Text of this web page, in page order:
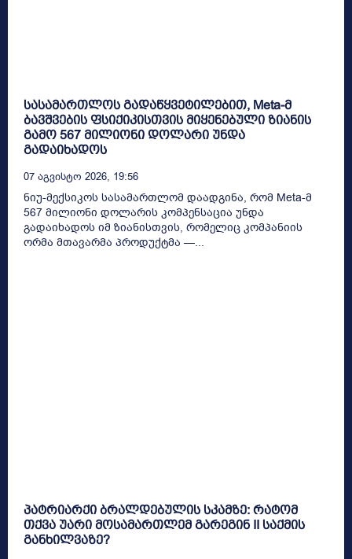
სასამართლოს გადაწყვეტილებით, Meta-მ
ბავშვების ფსიქიკისთვის მიყენებული ზიანის
გამო 567 მილიონი დოლარი უნდა
გადაიხადოს
07 Აგვისტო 2026, 19:56
ნიუ-მექსიკოს სასამართლომ დაადგინა, რომ Meta-მ
567 მილიონი დოლარის კომპენსაცია უნდა
გადაიხადოს იმ ზიანისთვის, რომელიც კომპანიის
ორმა მთავარმა პროდუქტმა —...
პატრიარქი ბრალდებულის სკამზე: რატომ
თქვა უარი მოსამართლემ გარეგინ II საქმის
განხილვაზე?